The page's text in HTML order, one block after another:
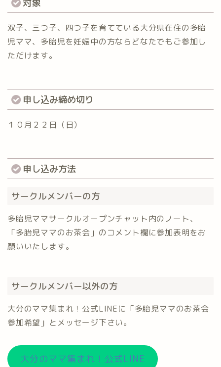
双子、三つ子、四つ子を育てている大分県在住の多胎
児ママ、多胎児を妊娠中の方ならどなたでもご参加し
ただけます。
申し込み締め切り
１０月２２日（日）
申し込み方法
サークルメンバーの方
多胎児ママサークルオープンチャット内のノート、
「多胎児ママのお茶会」のコメント欄に参加表明をお
願いいたします。
サークルメンバー以外の方
大分のママ集まれ！公式LINEに「多胎児ママのお茶会
参加希望」とメッセージ下さい。
大分のママ集まれ！公式LINE